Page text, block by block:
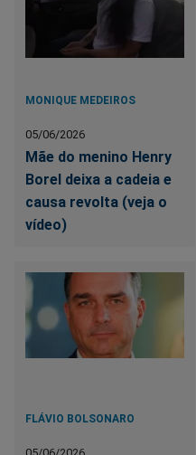
MONIQUE MEDEIROS
05/06/2026
Mãe do menino Henry
Borel deixa a cadeia e
causa revolta (veja o
vídeo)
FLÁVIO BOLSONARO